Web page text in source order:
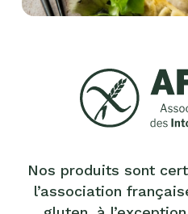
Nos produits sont
l’association